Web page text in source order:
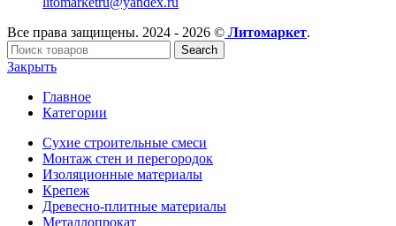
Все права защищены. 2024 - 2026 © Литомаркет.
Search
Закрыть
Главное
Категории
Сухие строительные смеси
Монтаж стен и перегородок
Изоляционные материалы
Крепеж
Древесно-плитные материалы
Металлопрокат